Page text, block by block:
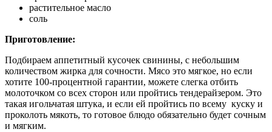
растительное масло
соль
Приготовление:
Подбираем аппетитный кусочек свинины, с небольшим
количеством жирка для сочности. Мясо это мягкое, но если
хотите 100-процентной гарантии, можете слегка отбить
молоточком со всех сторон или пройтись тендерайзером. Это
такая игольчатая штука, и если ей пройтись по всему куску и
проколоть мякоть, то готовое блюдо обязательно будет сочным
и мягким.